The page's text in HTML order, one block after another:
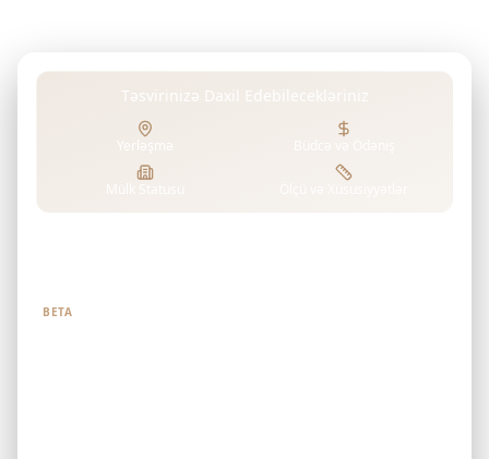
Təsvirinizə Daxil Edebilecekləriniz
Yerləşmə
BETA